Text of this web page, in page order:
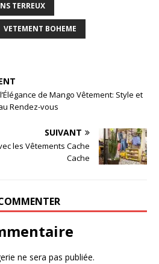
TERREUX
VETEMENT BOHEME
de Mango Vêtement: Style et
Rendez-vous
SUIVANT
les Vêtements Cache
Cache
ne sera pas publiée.